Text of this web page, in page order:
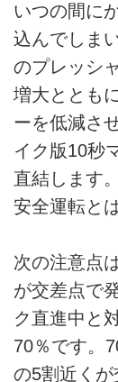
いつの間に
込んでしま
のプレッシ
増大ととも
ーを低減さ
イク版10秒
直結します
安全運転と
次の注意点
が交差点で
ク直進中と
70％です。
の5割近くが